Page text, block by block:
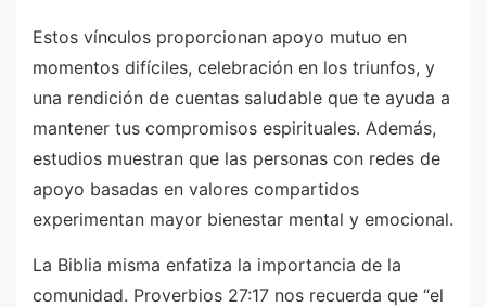
Estos vínculos proporcionan apoyo mutuo en
momentos difíciles, celebración en los triunfos, y
una rendición de cuentas saludable que te ayuda a
mantener tus compromisos espirituales. Además,
estudios muestran que las personas con redes de
apoyo basadas en valores compartidos
experimentan mayor bienestar mental y emocional.
La Biblia misma enfatiza la importancia de la
comunidad. Proverbios 27:17 nos recuerda que “el